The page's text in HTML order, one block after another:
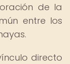
de la
entre los
directo